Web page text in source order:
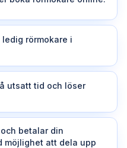
rörmokare i
utsatt tid och löser
betalar din
möjlighet att dela upp